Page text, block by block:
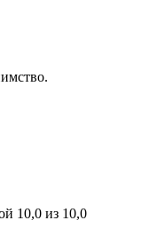
10,0 из 10,0